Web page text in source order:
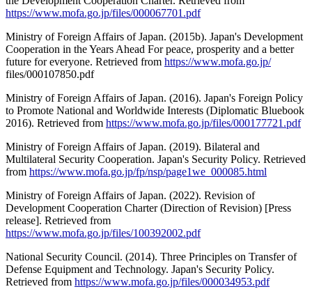
https://www.mofa.go.jp/files/000067701.pdf
Ministry of Foreign Affairs of Japan. (2015b). Japan's Development
Cooperation in the Years Ahead For peace, prosperity and a better
future for everyone. Retrieved from https://www.mofa.go.jp/
files/000107850.pdf
Ministry of Foreign Affairs of Japan. (2016). Japan's Foreign Policy
to Promote National and Worldwide Interests (Diplomatic Bluebook
2016). Retrieved from https://www.mofa.go.jp/files/000177721.pdf
Ministry of Foreign Affairs of Japan. (2019). Bilateral and
Multilateral Security Cooperation. Japan's Security Policy. Retrieved
from https://www.mofa.go.jp/fp/nsp/page1we_000085.html
Ministry of Foreign Affairs of Japan. (2022). Revision of
Development Cooperation Charter (Direction of Revision) [Press
release]. Retrieved from
https://www.mofa.go.jp/files/100392002.pdf
National Security Council. (2014). Three Principles on Transfer of
Defense Equipment and Technology. Japan's Security Policy.
Retrieved from https://www.mofa.go.jp/files/000034953.pdf